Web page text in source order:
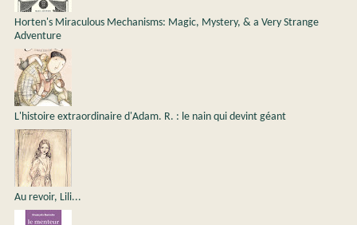
Horten's Miraculous Mechanisms: Magic, Mystery, & a Very Strange
Adventure
L'histoire extraordinaire d'Adam. R. : le nain qui devint géant
Au revoir, Lili...